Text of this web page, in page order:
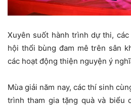
Xuyên suốt hành trình dự thi,
hội thổi bùng đam mê trên sân
các hoạt động thiện nguyện ý
Mùa giải năm nay, các thí sinh
trình tham gia tặng quà và biểu